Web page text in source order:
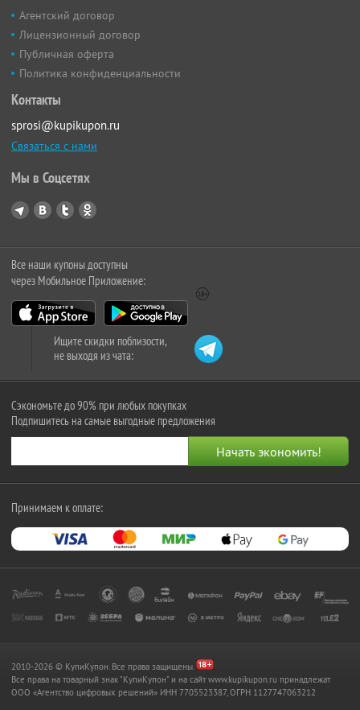
Агентский договор
Лицензионный договор
Публичная оферта
Политика конфиденциальности
Контакты
sprosi@kupikupon.ru
Связаться с нами
Мы в Соцсетях
Все наши купоны доступны
через Мобильное Приложение:
Ищите скидки поблизости,
не выходя из чата:
Сэкономьте до 90% при любых покупках
Подпишитесь на самые выгодные предложения
Принимаем к оплате:
2010-2026 © КупиКупон. Все права защищены.
Все права на товарный знак "КупиКупон" и на сайт www.kupikupon.ru принадлежат
OOO «Агентство цифровых решений» ИНН 7705523387, ОГРН 1127747063212